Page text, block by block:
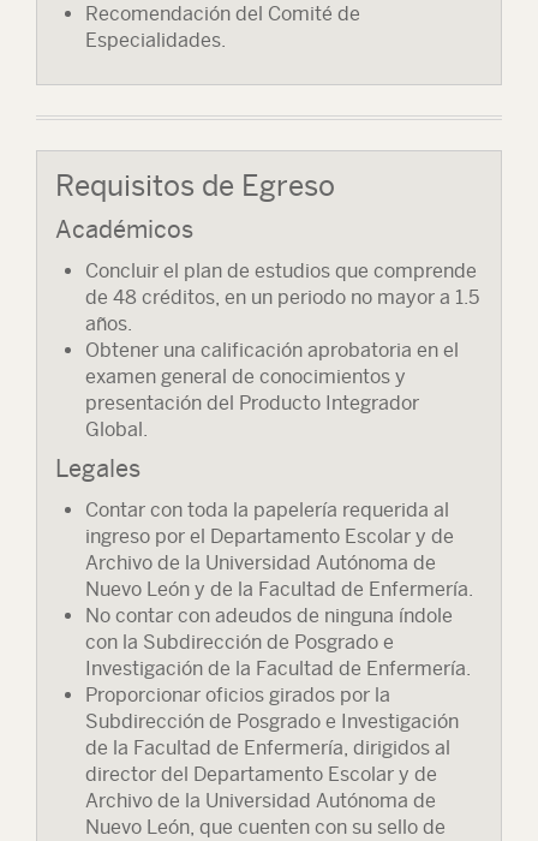
Recomendación del Comité de
Especialidades.
Requisitos de Egreso
Académicos
Concluir el plan de estudios que comprende
de 48 créditos, en un periodo no mayor a 1.5
años.
Obtener una calificación aprobatoria en el
examen general de conocimientos y
presentación del Producto Integrador
Global.
Legales
Contar con toda la papelería requerida al
ingreso por el Departamento Escolar y de
Archivo de la Universidad Autónoma de
Nuevo León y de la Facultad de Enfermería.
No contar con adeudos de ninguna índole
con la Subdirección de Posgrado e
Investigación de la Facultad de Enfermería.
Proporcionar oficios girados por la
Subdirección de Posgrado e Investigación
de la Facultad de Enfermería, dirigidos al
director del Departamento Escolar y de
Archivo de la Universidad Autónoma de
Nuevo León, que cuenten con su sello de